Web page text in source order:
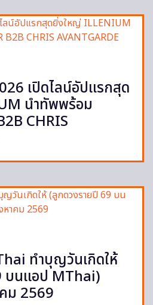
เปิดไลน์อัปแรกสุด
นำทัพพร้อม
CHRIS
ทำบุญวันเกิดให้
บนแอป MThai)
ม 2569